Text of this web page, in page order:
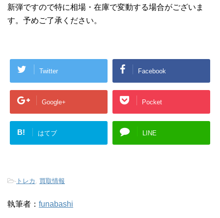
新弾ですので特に相場・在庫で変動する場合がございま
す。予めご了承ください。
Twitter Facebook
Google+ Pocket
B! はてブ LINE
- トレカ , 買取情報
執筆者： funabashi